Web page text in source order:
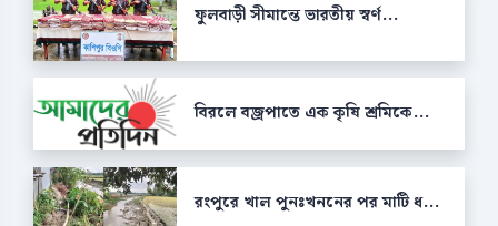
ফুলবাড়ী সীমান্তে ভারতীয় স্বর্ণ...
বিরলে বজ্রপাতে এক কৃষি শ্রমিকে...
রংপুরে খাল পুনঃখননের পর মাটি ধ...